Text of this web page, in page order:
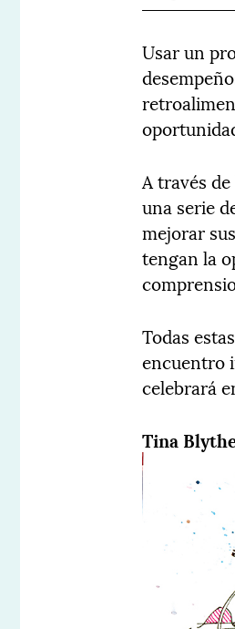
Usar un
A través
una serie
mejorar
tengan la
Todas
encuentro
celebrará
Tina